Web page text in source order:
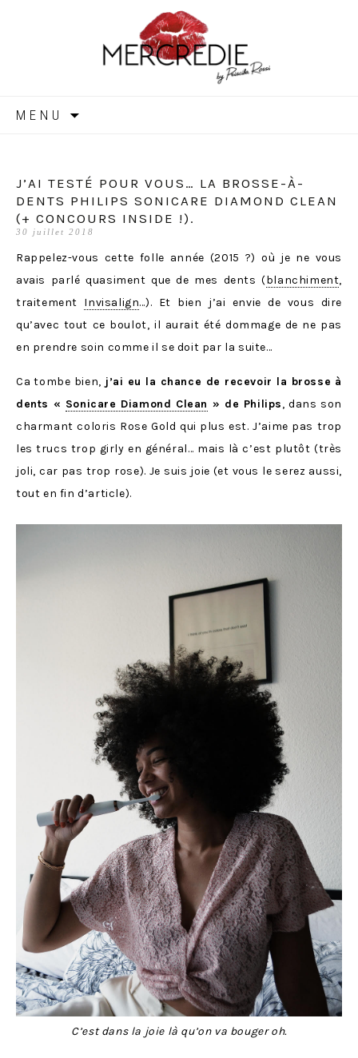
MERCREDIE
MENU
J’AI TESTÉ POUR VOUS… LA BROSSE-À-
DENTS PHILIPS SONICARE DIAMOND CLEAN
(+ CONCOURS INSIDE !).
30 juillet 2018
Rappelez-vous cette folle année (2015 ?) où je ne vous
avais parlé quasiment que de mes dents (blanchiment,
traitement Invisalign…). Et bien j’ai envie de vous dire
qu’avec tout ce boulot, il aurait été dommage de ne pas
en prendre soin comme il se doit par la suite…
Ca tombe bien, j’ai eu la chance de recevoir la brosse à
dents « Sonicare Diamond Clean » de Philips, dans son
charmant coloris Rose Gold qui plus est. J’aime pas trop
les trucs trop girly en général… mais là c’est plutôt (très
joli, car pas trop rose). Je suis joie (et vous le serez aussi,
tout en fin d’article).
C’est dans la joie là qu’on va bouger oh.